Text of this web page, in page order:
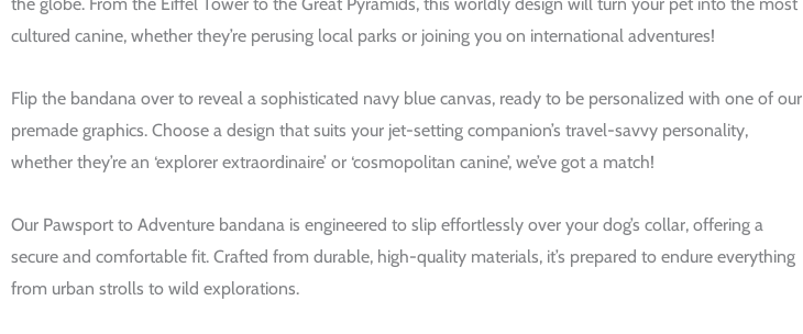
cultured canine, whether they’re perusing local parks or joining you on international adventures!
Flip the bandana over to reveal a sophisticated navy blue canvas, ready to be personalized with one of our
premade graphics. Choose a design that suits your jet-setting companion’s travel-savvy personality,
whether they’re an ‘explorer extraordinaire’ or ‘cosmopolitan canine’, we’ve got a match!
Our Pawsport to Adventure bandana is engineered to slip effortlessly over your dog’s collar, offering a
secure and comfortable fit. Crafted from durable, high-quality materials, it’s prepared to endure everything
from urban strolls to wild explorations.